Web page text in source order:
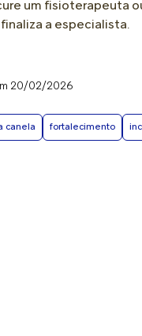
um fisioterapeuta
a especialista.
20/02/2026
canela fortalecimento